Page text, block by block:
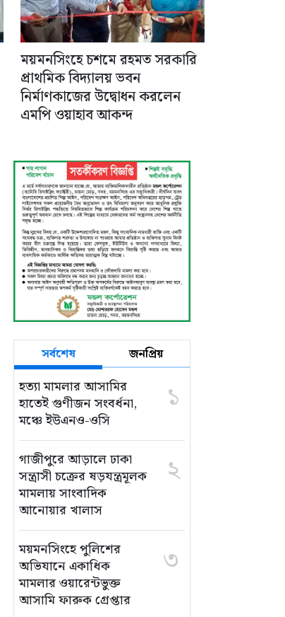
ময়মনসিংহে চশমে রহমত সরকারি
প্রাথমিক বিদ্যালয় ভবন
নির্মাণকাজের উদ্বোধন করলেন
এমপি ওয়াহাব আকন্দ
সর্বশেষ জনপ্রিয়
হত্যা মামলার আসামির
হাতেই গুণীজন সংবর্ধনা,
মঞ্চে ইউএনও-ওসি
১
গাজীপুরে আড়ালে ঢাকা
সন্ত্রাসী চক্রের ষড়যন্ত্রমূলক
মামলায় সাংবাদিক
আনোয়ার খালাস
২
ময়মনসিংহে পুলিশের
অভিযানে একাধিক
মামলার ওয়ারেন্টভুক্ত
আসামি ফারুক গ্রেপ্তার
৩